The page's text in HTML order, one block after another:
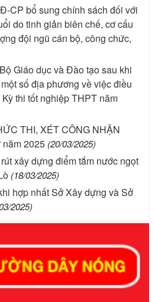
CP bổ sung chính sách đối với
do tinh giản biên chế, cơ cấu
đội ngũ cán bộ, công chức,
Giáo dục và Đào tạo sau khi
số địa phương về việc điều
thi tốt nghiệp THPT năm
THI, XÉT CÔNG NHẬN
2025 (20/03/2025)
xây dựng điểm tắm nước ngọt
(18/03/2025)
hợp nhất Sở Xây dựng và Sở
2025)